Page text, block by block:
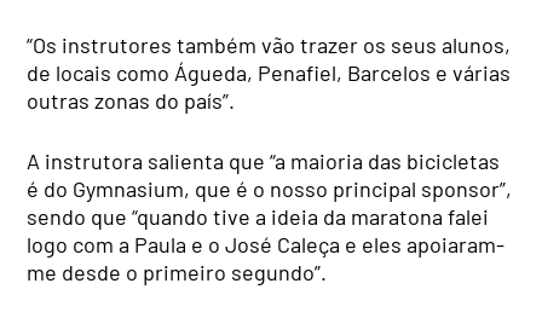
“Os instrutores também vão trazer os seus alunos,
de locais como Águeda, Penafiel, Barcelos e várias
outras zonas do país”.
A instrutora salienta que “a maioria das bicicletas
é do Gymnasium, que é o nosso principal sponsor”,
sendo que “quando tive a ideia da maratona falei
logo com a Paula e o José Caleça e eles apoiaram-
me desde o primeiro segundo”.